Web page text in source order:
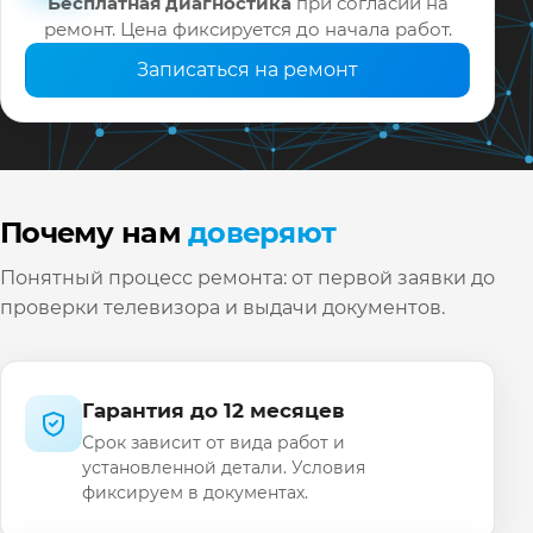
ремонт. Цена фиксируется до начала работ.
Записаться на ремонт
Почему намдоверяют
Понятный процесс ремонта: от первой заявки до
проверки телевизора и выдачи документов.
Гарантия до 12 месяцев
Срок зависит от вида работ и
установленной детали. Условия
фиксируем в документах.